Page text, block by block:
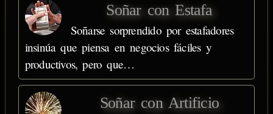
Soñar con Estafa
Soñarse sorprendido por estafadores
insinúa que piensa en negocios fáciles y
productivos, pero que…
Soñar con Artificio